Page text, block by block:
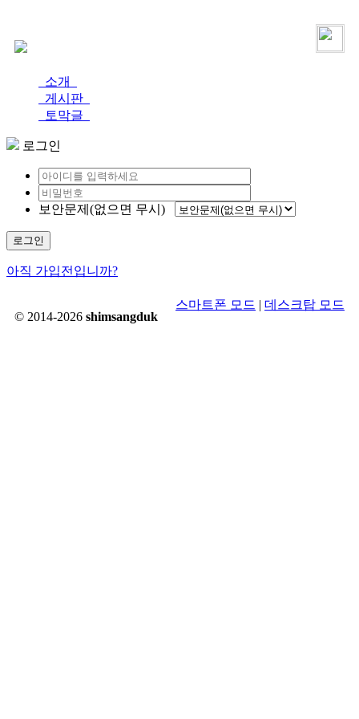
소개
게시판
토막글
로그인
보안문제(없으면 무시)
로그인
아직 가입전입니까?
© 2014-2026 shimsangduk
스마트폰 모드 | 데스크탑 모드